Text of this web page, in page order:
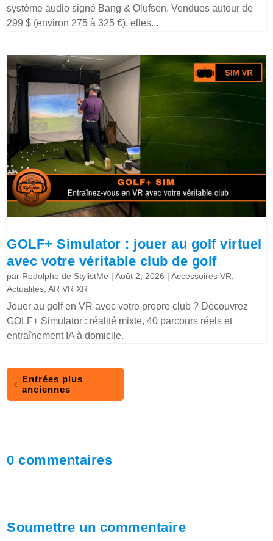
système audio signé Bang & Olufsen. Vendues autour de
299 $ (environ 275 à 325 €), elles...
GOLF+ Simulator : jouer au golf virtuel
avec votre véritable club de golf
par Rodolphe de StylistMe |Août 2, 2026 |Accessoires VR
Actualités ,AR VR XR
Jouer au golf en VR avec votre propre club ? Découvrez
GOLF+ Simulator : réalité mixte, 40 parcours réels et
entraînement IA à domicile.
Entrées plus
anciennes
0 commentaires
Soumettre un commentaire